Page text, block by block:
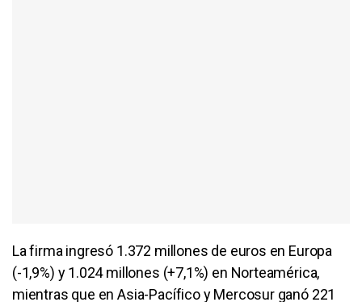
La firma ingresó 1.372 millones de euros en Europa
(-1,9%) y 1.024 millones (+7,1%) en Norteamérica,
mientras que en Asia-Pacífico y Mercosur ganó 221